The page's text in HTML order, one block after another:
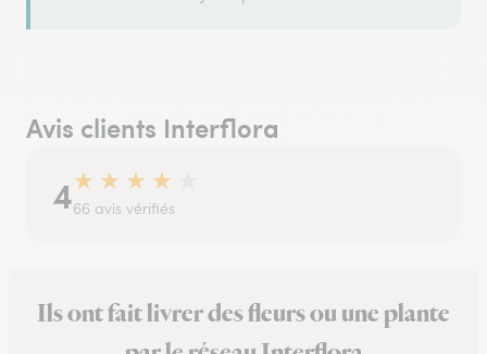
Avis clients Interflora
4★ ★ ★ ★
66 avis vérifiés
Ils ont fait livrer des fleurs ou une plante